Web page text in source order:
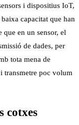
i dispositius IoT,
capacitat que han
que en un sensor, el
de dades, per
tota mena de
i transmetre poc volum
cotxes